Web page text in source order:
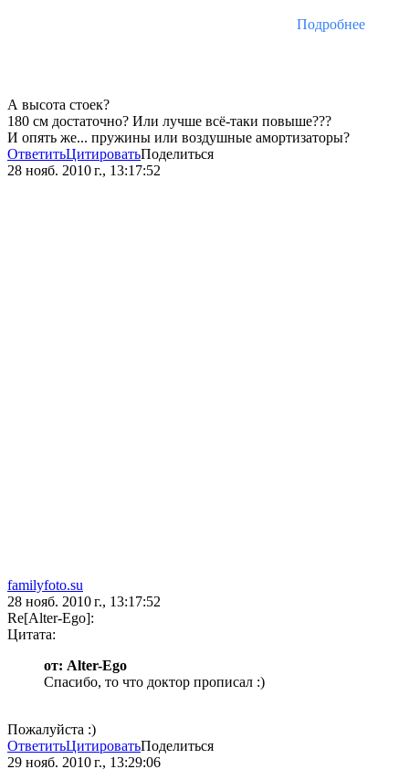
Подробнее
А высота стоек?
180 см достаточно? Или лучше всё-таки повыше???
И опять же... пружины или воздушные амортизаторы?
ОтветитьЦитироватьПоделиться
28 нояб. 2010 г., 13:17:52
familyfoto.su
28 нояб. 2010 г., 13:17:52
Re[Alter-Ego]:
Цитата:
от: Alter-Ego
Спасибо, то что доктор прописал :)
Пожалуйста :)
ОтветитьЦитироватьПоделиться
29 нояб. 2010 г., 13:29:06